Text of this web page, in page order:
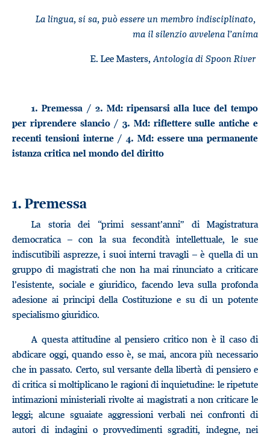
La lingua, si sa, può essere un membro indisciplinato,
ma il silenzio avvelena l’anima
E. Lee Masters, Antologia di Spoon River
1. Premessa / 2. Md: ripensarsi alla luce del tempo
per riprendere slancio / 3. Md: riflettere sulle antiche e
recenti tensioni interne / 4. Md: essere una permanente
istanza critica nel mondo del diritto
1. Premessa
La storia dei “primi sessant’anni” di Magistratura
democratica – con la sua fecondità intellettuale, le sue
indiscutibili asprezze, i suoi interni travagli – è quella di un
gruppo di magistrati che non ha mai rinunciato a criticare
l’esistente, sociale e giuridico, facendo leva sulla profonda
adesione ai principi della Costituzione e su di un potente
specialismo giuridico.
A questa attitudine al pensiero critico non è il caso di
abdicare oggi, quando esso è, se mai, ancora più necessario
che in passato. Certo, sul versante della libertà di pensiero e
di critica si moltiplicano le ragioni di inquietudine: le ripetute
intimazioni ministeriali rivolte ai magistrati a non criticare le
leggi; alcune sguaiate aggressioni verbali nei confronti di
autori di indagini o provvedimenti sgraditi, indegne, nei